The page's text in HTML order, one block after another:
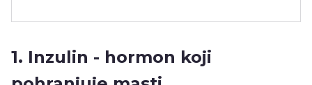
1. Inzulin - hormon koji